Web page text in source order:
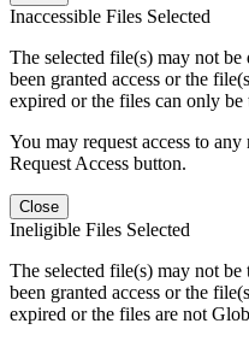
Inaccessible Files Selected
The selected file(s) may not
been granted access or the
expired or the files can only
You may request access to
Request Access button.
Close
Ineligible Files Selected
The selected file(s) may not be
been granted access or the
expired or the files are not